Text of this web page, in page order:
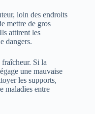
loin des endroits
mettre de gros
attirent les
dangers.
Si la
une mauvaise
les supports,
maladies entre